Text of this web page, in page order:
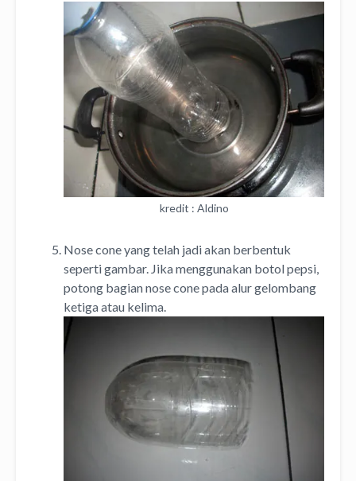
kredit : Aldino
Nose cone yang telah jadi akan berbentuk
seperti gambar. Jika menggunakan botol pepsi,
potong bagian nose cone pada alur gelombang
ketiga atau kelima.